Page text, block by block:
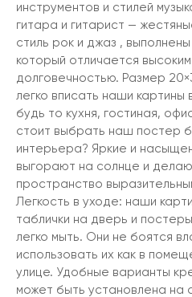
инструментов и стилей
гитара и гитарист —
стиль рок и джаз ,
который отличается
долговечностью. Размер
легко вписать наши картины
будь то кухня, гостиная,
стоит выбрать наш постер
интерьера? Яркие и
выгорают на солнце и
пространство
Легкость в уходе: наши
таблички на дверь и
легко мыть. Они не боятся
использовать их как в
улице. Удобные варианты
может быть установлена на